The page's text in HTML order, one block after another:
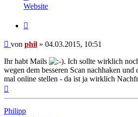
von
phil
Website
Beitrag
von phil » 04.03.2015, 10:51
Ihr habt Mails
. Ich sollte wirklich
wegen dem besseren Scan nachhaken
mal online stellen - da ist ja wirklich
Philipp